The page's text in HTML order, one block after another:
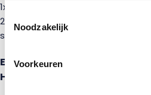
Noodzakelijk
Voorkeuren
1x onderregel
2x vloerbevestiging (optioneel)
schroeven en pluggen
Ervaringen van anderen
Heb je advies nodig?